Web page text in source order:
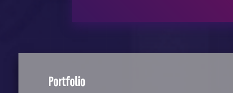
Portfolio